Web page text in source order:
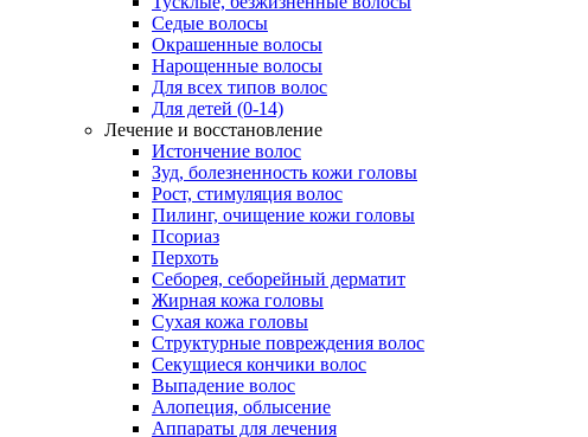
Седые волосы
Окрашенные волосы
Нарощенные волосы
Для всех типов волос
Для детей (0-14)
Лечение и восстановление
Истончение волос
Зуд, болезненность кожи головы
Рост, стимуляция волос
Пилинг, очищение кожи головы
Псориаз
Перхоть
Себорея, себорейный дерматит
Жирная кожа головы
Сухая кожа головы
Структурные повреждения волос
Секущиеся кончики волос
Выпадение волос
Алопеция, облысение
Аппараты для лечения